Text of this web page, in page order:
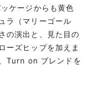
ケージからも黄色
ラ（マリーゴール
の演出と、見た目の
ーズヒップを加えま
Turn on ブレンドを